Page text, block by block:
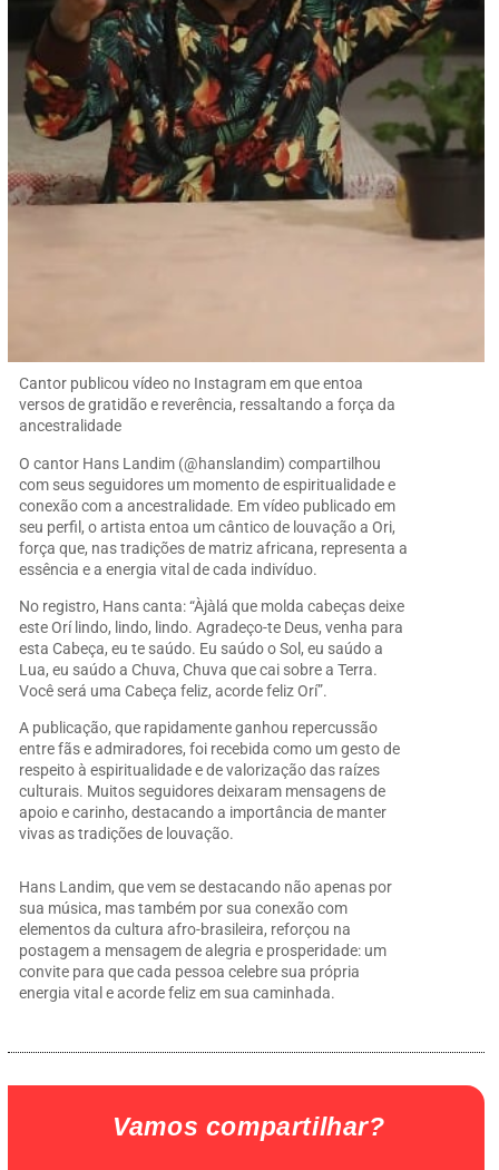
Cantor publicou vídeo no Instagram em que entoa
versos de gratidão e reverência, ressaltando a força da
ancestralidade
O cantor Hans Landim (@hanslandim) compartilhou
com seus seguidores um momento de espiritualidade e
conexão com a ancestralidade. Em vídeo publicado em
seu perfil, o artista entoa um cântico de louvação a Ori,
força que, nas tradições de matriz africana, representa a
essência e a energia vital de cada indivíduo.
No registro, Hans canta: “Àjàlá que molda cabeças deixe
este Orí lindo, lindo, lindo. Agradeço-te Deus, venha para
esta Cabeça, eu te saúdo. Eu saúdo o Sol, eu saúdo a
Lua, eu saúdo a Chuva, Chuva que cai sobre a Terra.
Você será uma Cabeça feliz, acorde feliz Orí”.
A publicação, que rapidamente ganhou repercussão
entre fãs e admiradores, foi recebida como um gesto de
respeito à espiritualidade e de valorização das raízes
culturais. Muitos seguidores deixaram mensagens de
apoio e carinho, destacando a importância de manter
vivas as tradições de louvação.
Hans Landim, que vem se destacando não apenas por
sua música, mas também por sua conexão com
elementos da cultura afro-brasileira, reforçou na
postagem a mensagem de alegria e prosperidade: um
convite para que cada pessoa celebre sua própria
energia vital e acorde feliz em sua caminhada.
Vamos compartilhar?